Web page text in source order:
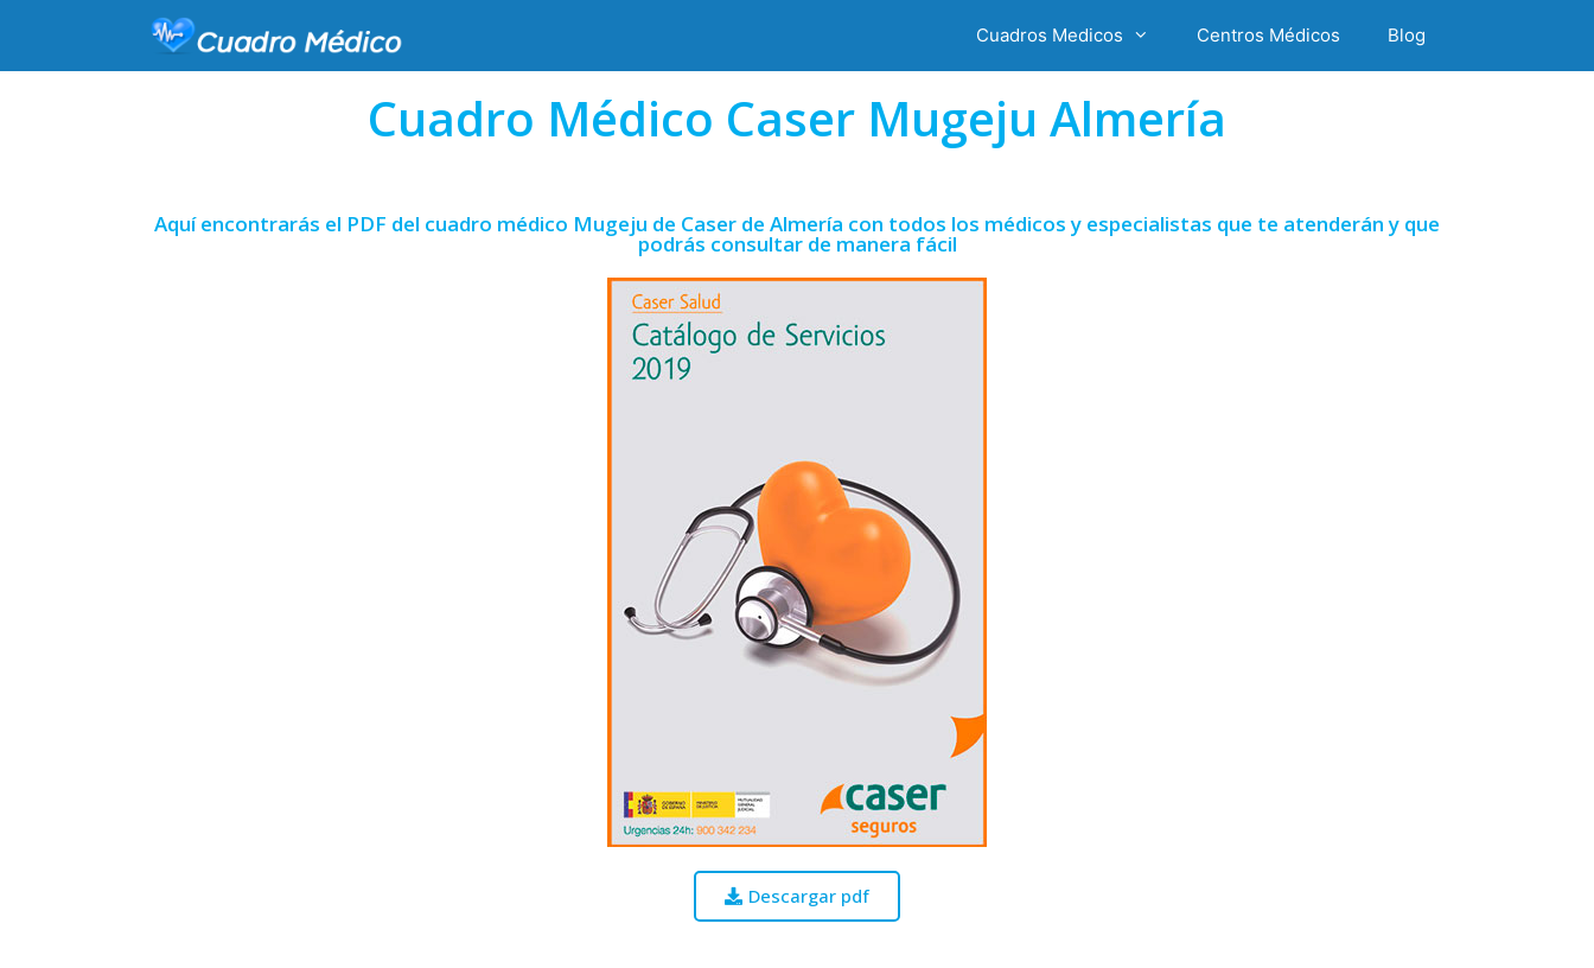
Cuadros Medicos Centros Médicos Blog
Cuadro Médico Caser Mugeju Almería
Aquí encontrarás el PDF del cuadro médico Mugeju de Caser de Almería con todos los médicos y especialistas que te atenderán y que
podrás consultar de manera fácil
Descargar pdf